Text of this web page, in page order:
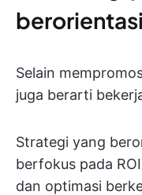
Selain
juga berarti
Strategi yang
berfokus pada
dan optimasi